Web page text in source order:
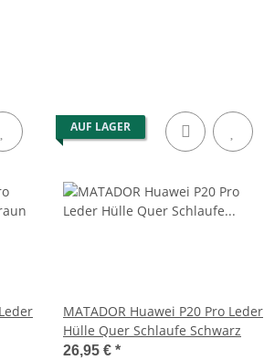
AUF LAGER
MATADOR Huawei P20 Pro Leder
Hülle Quer Schlaufe Schwarz
26,95 € *